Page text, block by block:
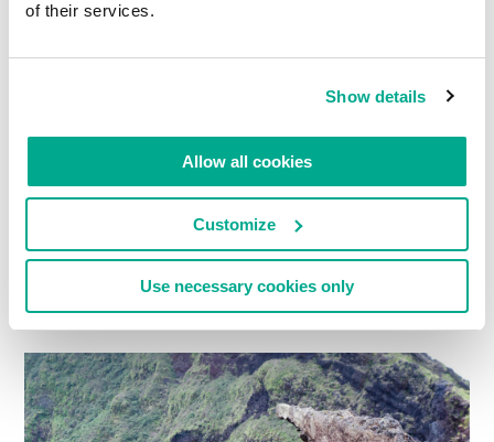
of their services.
Show details
Allow all cookies
Customize
Use necessary cookies only
17.